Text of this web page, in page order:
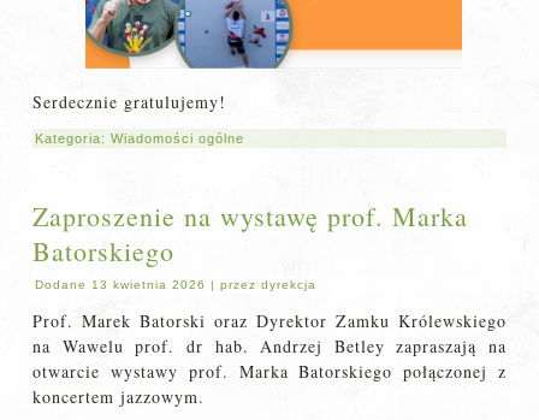
Serdecznie gratulujemy!
Kategoria:Wiadomości ogólne
Zaproszenie na wystawę prof. Marka
Batorskiego
Dodane 13 kwietnia 2026 |przez dyrekcja
Prof. Marek Batorski oraz Dyrektor Zamku Królewskiego
na Wawelu prof. dr hab. Andrzej Betley zapraszają na
otwarcie wystawy prof. Marka Batorskiego połączonej z
koncertem jazzowym.